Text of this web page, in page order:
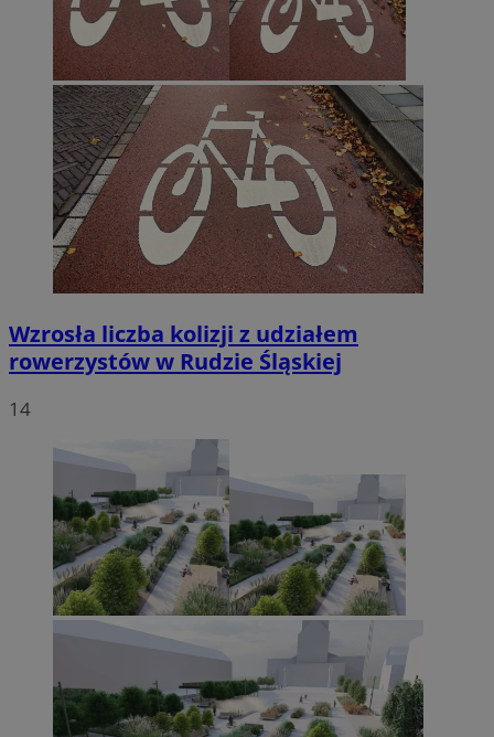
Wzrosła liczba kolizji z udziałem
rowerzystów w Rudzie Śląskiej
14